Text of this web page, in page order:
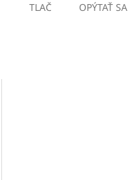
TLAČ OPÝTAŤ SA